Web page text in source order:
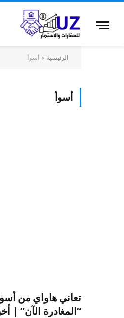
الرئيسية » أسوأ
أسوأ
“المغادرة الآن” |